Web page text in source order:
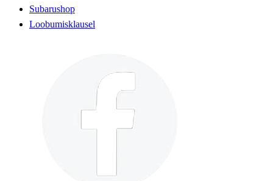
Subarushop
Loobumisklausel